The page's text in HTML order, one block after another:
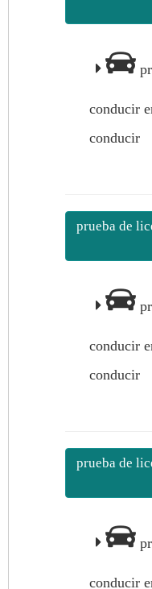
conducir
conducir
prueba de
conducir
conducir
prueba de
conducir